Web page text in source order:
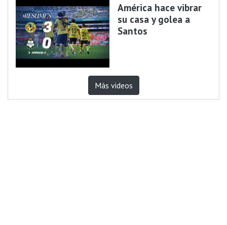
América hace vibrar
su casa y golea a
Santos
Más videos